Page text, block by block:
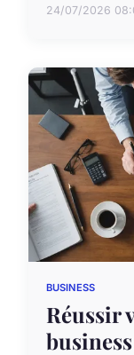
24/07/2026
BUSINESS
Réussir